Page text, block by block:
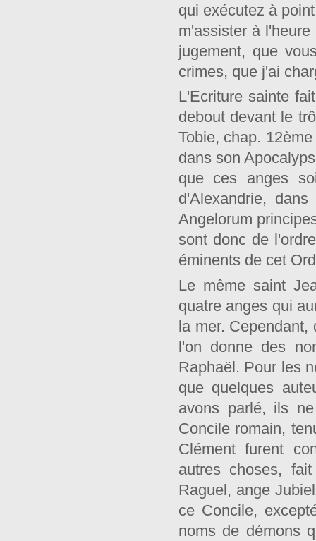
qui exécutez à
m'assister à
jugement, que
crimes, que j'ai
L'Ecriture sainte
debout devant le
Tobie, chap.
dans son
que ces anges
d'Alexandrie,
Angelorum
sont donc de
éminents de cet
Le même saint
quatre anges qui
la mer.
l'on donne des
Raphaël. Pour les
que quelques
avons parlé, ils
Concile romain,
Clément furent
autres choses,
Raguel, ange
ce Concile,
noms de démons